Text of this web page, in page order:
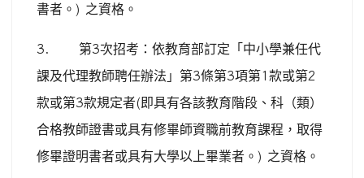
書者。 ) 之資格。
3. 第3次招考：依教育部訂定「中小學兼任代
課及代理教師聘任辦法」第3條第3項第1 款或第2
款或第3款規定者( 即具有各該教育階段、科（類）
合格教師證書或具有修畢師資職前教育課程，取得
修畢證明書者或具有大學以上畢業者。 ) 之資格。